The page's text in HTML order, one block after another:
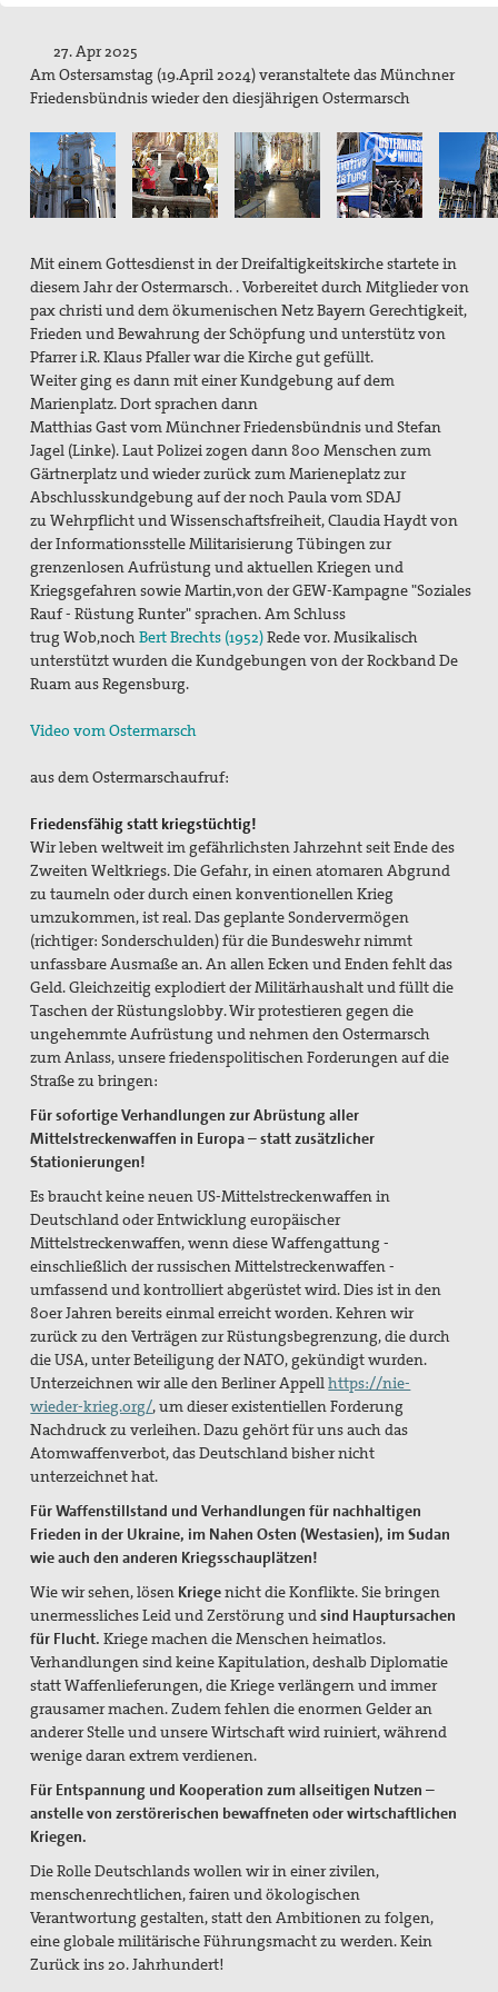
Wilhelmine Miller
Projekte
Kindersoldat*innen: Krieg statt Kindheit.
Das Mauermuseum in Bethlehem
Freihandel - CETA, TTIP und TISA
Grundsätzliches zu TTIP
Kirchliche Stellungnahmen zu TTIP
Stellungnahmen aus der Friedensbewegung zu TTIP
pax christi Aktivitäten um TTIP
TTIP Aktionen
Erklärungen
Material
Partner
27. Apr 2025
Am Ostersamstag (19.April 2024) veranstaltete das Münchner
Friedensbündnis wieder den diesjährigen Ostermarsch
Mit einem Gottesdienst in der Dreifaltigkeitskirche startete in
diesem Jahr der Ostermarsch. . Vorbereitet durch Mitglieder von
pax christi und dem ökumenischen Netz Bayern Gerechtigkeit,
Frieden und Bewahrung der Schöpfung und unterstütz von
Pfarrer i.R. Klaus Pfaller war die Kirche gut gefüllt.
Weiter ging es dann mit einer Kundgebung auf dem
Marienplatz. Dort sprachen dann
Matthias Gast vom Münchner Friedensbündnis und Stefan
Jagel (Linke).Laut Polizei zogen dann 800 Menschen zum
Gärtnerplatz und wieder zurück zum Marieneplatz zur
Abschlusskundgebung auf der nochPaulavom SDAJ
zu Wehrpflicht und Wissenschaftsfreiheit,Claudia Haydtvon
der Informationsstelle Militarisierung Tübingen zur
grenzenlosen Aufrüstung und aktuellen Kriegen und
Kriegsgefahren sowieMartin,von derGEW-Kampagne "Soziales
Rauf - Rüstung Runter" sprachen. Am Schluss
trugWob,nochBert Brechts (1952)Rede vor. Musikalisch
unterstützt wurden die Kundgebungen von derRockbandDe
Ruamaus Regensburg.
Video vom Ostermarsch
aus dem Ostermarschaufruf:
Friedensfähig statt kriegstüchtig!
Wir leben weltweit im gefährlichsten Jahrzehnt seit Ende des
Zweiten Weltkriegs. Die Gefahr, in einen atomaren Abgrund
zu taumeln oder durch einen konventionellen Krieg
umzukommen, ist real. Das geplante Sondervermögen
(richtiger: Sonderschulden) für die Bundeswehr nimmt
unfassbare Ausmaße an. An allen Ecken und Enden fehlt das
Geld. Gleichzeitig explodiert der Militärhaushalt und füllt die
Taschen der Rüstungslobby. Wir protestieren gegen die
ungehemmte Aufrüstung und nehmen den Ostermarsch
zum Anlass, unsere friedenspolitischen Forderungen auf die
Straße zu bringen:
Für sofortige Verhandlungen zur Abrüstung aller
Mittelstreckenwaffen in Europa – statt zusätzlicher
Stationierungen!
Es braucht keine neuen US-Mittelstreckenwaffen in
Deutschland oder Entwicklung europäischer
Mittelstreckenwaffen, wenn diese Waffengattung -
einschließlich der russischen Mittelstreckenwaffen -
umfassend und kontrolliert abgerüstet wird. Dies ist in den
80er Jahren bereits einmal erreicht worden. Kehren wir
zurück zu den Verträgen zur Rüstungsbegrenzung, die durch
die USA, unter Beteiligung der NATO, gekündigt wurden.
Unterzeichnen wir alle den Berliner Appellhttps://nie-
wieder-krieg.org/, um dieser existentiellen Forderung
Nachdruck zu verleihen. Dazu gehört für uns auch das
Atomwaffenverbot, das Deutschland bisher nicht
unterzeichnet hat.
Für Waffenstillstand und Verhandlungen für nachhaltigen
Frieden in der Ukraine, im Nahen Osten (Westasien), im Sudan
wie auch den anderen Kriegsschauplätzen!
Wie wir sehen, lösen Kriegenicht die Konflikte. Sie bringen
unermessliches Leid und Zerstörung undsind Hauptursachen
für Flucht.Kriege machen die Menschen heimatlos.
Verhandlungen sind keine Kapitulation, deshalb Diplomatie
statt Waffenlieferungen, die Kriege verlängern und immer
grausamer machen. Zudem fehlen die enormen Gelder an
anderer Stelle und unsere Wirtschaft wird ruiniert, während
wenige daran extrem verdienen.
Für Entspannung und Kooperation zum allseitigen Nutzen –
anstelle von zerstörerischen bewaffneten oder wirtschaftlichen
Kriegen.
Die Rolle Deutschlands wollen wir in einer zivilen,
menschenrechtlichen, fairen und ökologischen
Verantwortung gestalten, statt den Ambitionen zu folgen,
eine globale militärische Führungsmacht zu werden. Kein
Zurück ins 20. Jahrhundert!